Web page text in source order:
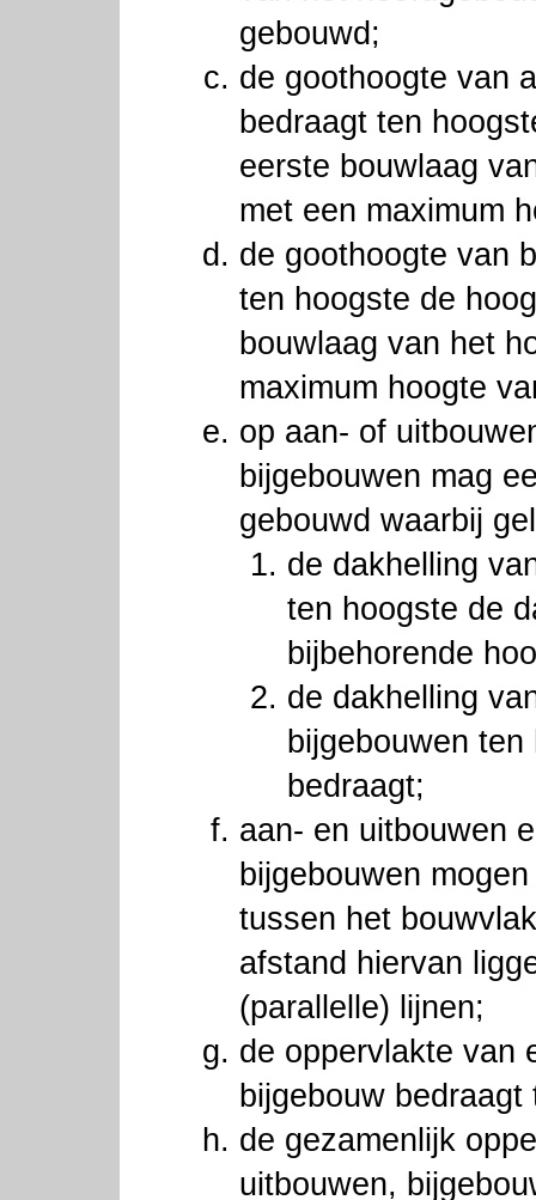
gebouwd;
de goothoogte van
bedraagt ten
eerste bouwlaag
met een maximum
de goothoogte van
ten hoogste de
bouwlaag van het
maximum hoogte
op aan- of
bijgebouwen mag
gebouwd waarbij
de dakhelling
ten hoogste de
bijbehorende
de dakhelling
bijgebouwen ten
bedraagt;
aan- en uitbouwen
bijgebouwen
tussen het
afstand hiervan
(parallelle) lijnen;
de oppervlakte van
bijgebouw
de gezamenlijk
uitbouwen,